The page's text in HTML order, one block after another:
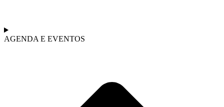
AGENDA E EVENTOS